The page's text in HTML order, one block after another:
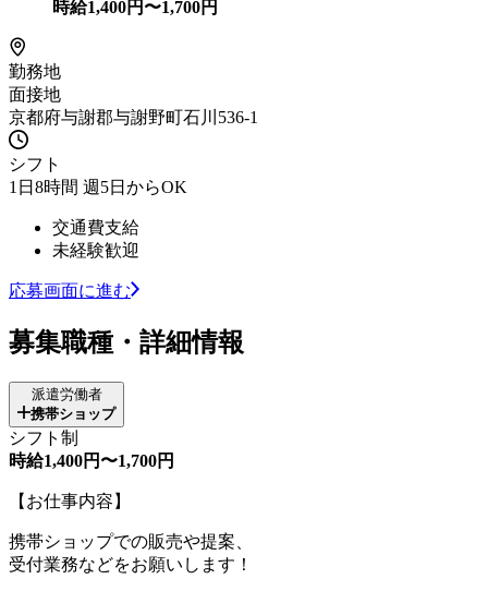
時給1,400円〜1,700円
勤務地
面接地
京都府与謝郡与謝野町石川536-1
シフト
1日8時間 週5日からOK
交通費支給
未経験歓迎
応募画面に進む
募集職種・詳細情報
派遣労働者
携帯ショップ
シフト制
時給1,400円〜1,700円
【お仕事内容】
携帯ショップでの販売や提案、
受付業務などをお願いします！